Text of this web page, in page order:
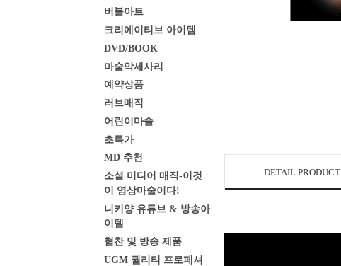
버블아트
크리에이티브 아이템
DVD/BOOK
마술악세사리
예약상품
러브매직
어린이마술
초특가
MD 추천
소셜 미디어 매직-이것
이 영상마술이다!
니키양 유튜브 & 방송아
이템
협찬 및 방송 제품
UGM 퀄리티 프로페셔
DETAIL PRODUCT